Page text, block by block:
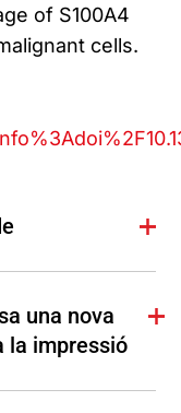
of S100A4
cells.
una nova
la impressió